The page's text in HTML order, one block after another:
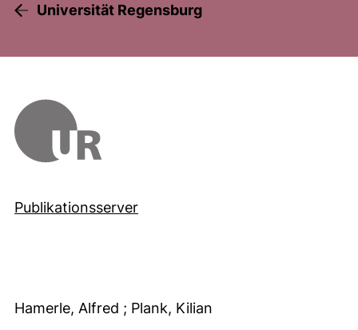
Universität Regensburg
Publikationsserver
Hamerle, Alfred ; Plank, Kilian